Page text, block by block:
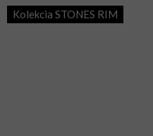
Kolekcia STONES RIM